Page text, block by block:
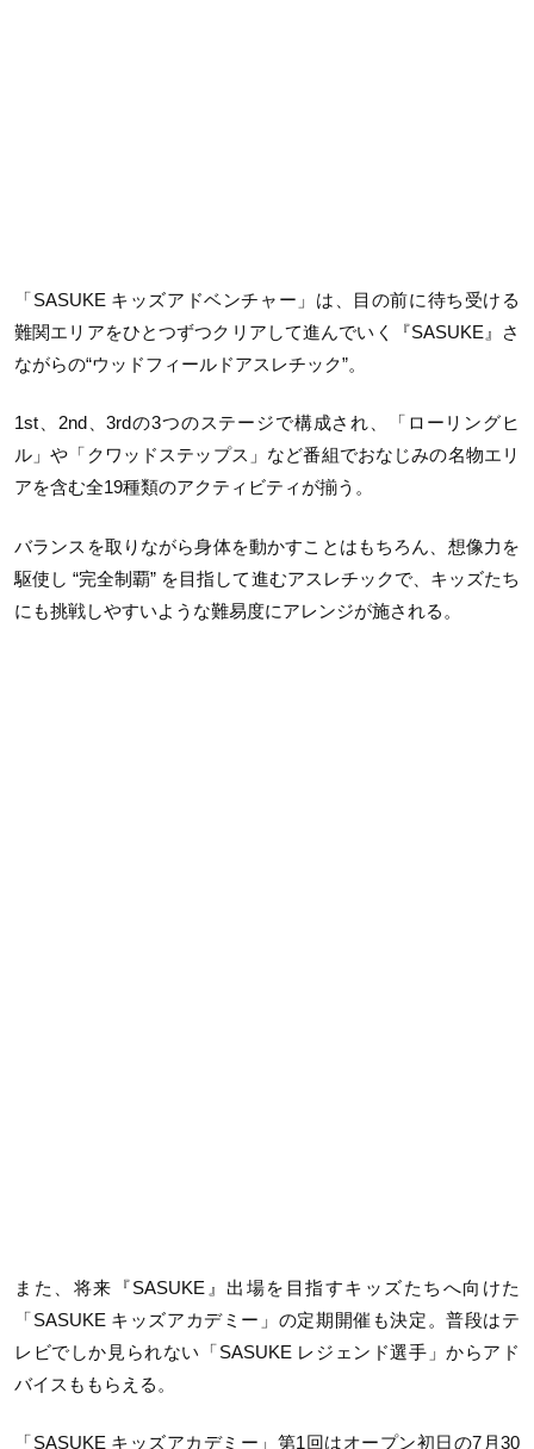
「SASUKE キッズアドベンチャー」は、目の前に待ち受ける
難関エリアをひとつずつクリアして進んでいく『SASUKE』さ
ながらの“ウッドフィールドアスレチック”。
1st、2nd、3rdの3つのステージで構成され、「ローリングヒ
ル」や「クワッドステップス」など番組でおなじみの名物エリ
アを含む全19種類のアクティビティが揃う。
バランスを取りながら身体を動かすことはもちろん、想像力を
駆使し “完全制覇” を目指して進むアスレチックで、キッズたち
にも挑戦しやすいような難易度にアレンジが施される。
また、将来『SASUKE』出場を目指すキッズたちへ向けた
「SASUKE キッズアカデミー」の定期開催も決定。普段はテ
レビでしか見られない「SASUKE レジェンド選手」からアド
バイスももらえる。
「SASUKE キッズアカデミー」第1回はオープン初日の7月30